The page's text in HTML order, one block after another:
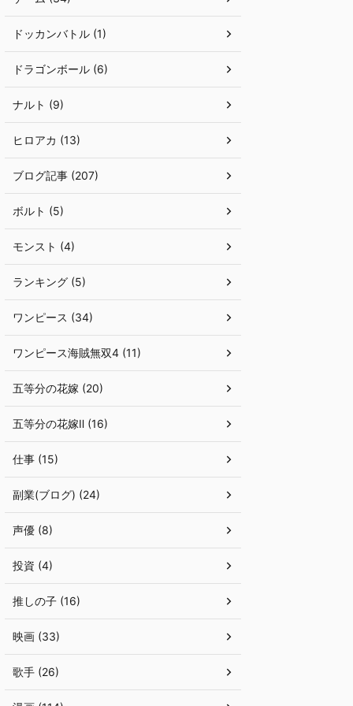
ドッカンバトル (1)
ドラゴンボール (6)
ナルト (9)
ヒロアカ (13)
ブログ記事 (207)
ボルト (5)
モンスト (4)
ランキング (5)
ワンピース (34)
ワンピース海賊無双4 (11)
五等分の花嫁 (20)
五等分の花嫁Ⅱ (16)
仕事 (15)
副業(ブログ) (24)
声優 (8)
投資 (4)
推しの子 (16)
映画 (33)
歌手 (26)